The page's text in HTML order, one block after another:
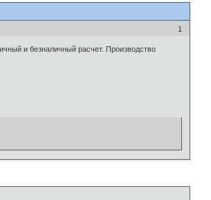
1
и безналичный расчет. Производство